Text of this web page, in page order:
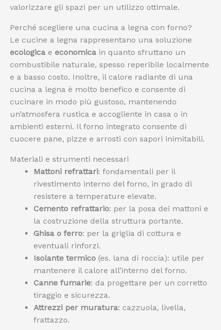
valorizzare gli spazi per un utilizzo ottimale.
Perché scegliere una cucina a legna con forno?
Le cucine a legna rappresentano una soluzione
ecologica e economica in quanto sfruttano un
combustibile naturale, spesso reperibile localmente
e a basso costo. Inoltre, il calore radiante di una
cucina a legna è molto benefico e consente di
cucinare in modo più gustoso, mantenendo
un’atmosfera rustica e accogliente in casa o in
ambienti esterni. Il forno integrato consente di
cuocere pane, pizze e arrosti con sapori inimitabili.
Materiali e strumenti necessari
Mattoni refrattari: fondamentali per il
rivestimento interno del forno, in grado di
resistere a temperature elevate.
Cemento refrattario: per la posa dei mattoni e
la costruzione della struttura portante.
Ghisa o ferro: per la griglia di cottura e
eventuali rinforzi.
Isolante termico (es. lana di roccia): utile per
mantenere il calore all’interno del forno.
Canne fumarie: da progettare per un corretto
tiraggio e sicurezza.
Attrezzi per muratura: cazzuola, livella,
frattazzo.